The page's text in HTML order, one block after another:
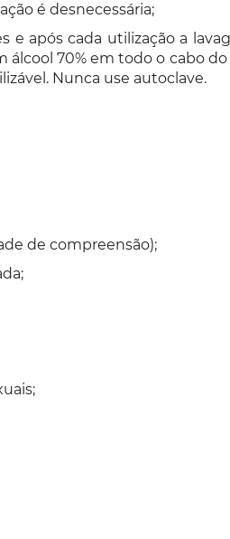
é desnecessária;
e após cada utilização a
70% em todo o cabo
Nunca use autoclave.
de compreensão);